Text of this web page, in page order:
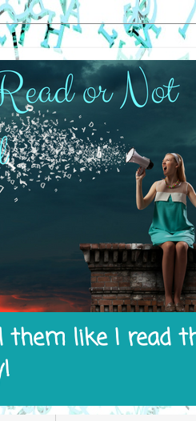
them like I read